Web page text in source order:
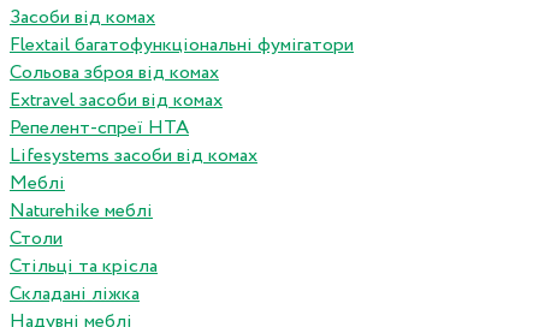
Засоби від комах
Flextail багатофункціональні фумігатори
Сольова зброя від комах
Extravel засоби від комах
Репелент-спреї HTA
Lifesystems засоби від комах
Меблі
Naturehike меблі
Столи
Стільці та крісла
Складані ліжка